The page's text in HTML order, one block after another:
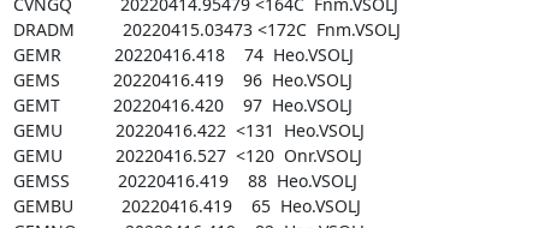
DRADM          20220415.03473 <172C  Fnm.VSOLJ
GEMR           20220416.418    74  Heo.VSOLJ
GEMS           20220416.419    96  Heo.VSOLJ
GEMT           20220416.420    97  Heo.VSOLJ
GEMU           20220416.422  <131  Heo.VSOLJ
GEMU           20220416.527  <120  Onr.VSOLJ
GEMSS          20220416.419    88  Heo.VSOLJ
GEMBU          20220416.419    65  Heo.VSOLJ